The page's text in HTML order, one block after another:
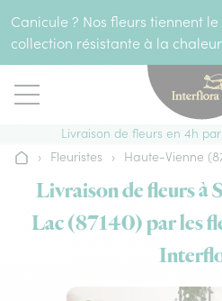
Canicule ? Nos fleurs tiennent
collection résistante à la chaleur
Livraison de fleurs en 4h
Accueil
› Fleuristes › Haute-Vienne
Livraison de fleurs à
Lac (87140) par les